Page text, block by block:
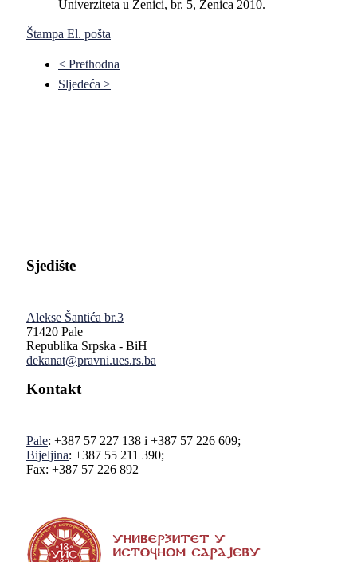
Univerziteta u Zenici, br. 5, Zenica 2010.
Štampa El. pošta
< Prethodna
Sljedeća >
Sjedište
Alekse Šantića br.3
71420 Pale
Republika Srpska - BiH
dekanat@pravni.ues.rs.ba
Kontakt
Pale: +387 57 227 138 i +387 57 226 609;
Bijeljina: +387 55 211 390;
Fax: +387 57 226 892